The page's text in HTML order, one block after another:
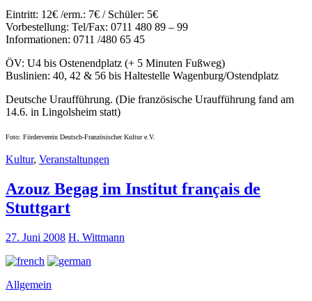
Eintritt: 12€ /erm.: 7€ / Schüler: 5€
Vorbestellung: Tel/Fax: 0711 480 89 – 99
Informationen: 0711 /480 65 45
ÖV: U4 bis Ostenendplatz (+ 5 Minuten Fußweg)
Buslinien: 40, 42 & 56 bis Haltestelle Wagenburg/Ostendplatz
Deutsche Uraufführung. (Die französische Uraufführung fand am
14.6. in Lingolsheim statt)
Foto: Förderverein Deutsch-Französischer Kultur e.V.
Kultur, Veranstaltungen
Azouz Begag im Institut français de
Stuttgart
27. Juni 2008 H. Wittmann
Allgemein